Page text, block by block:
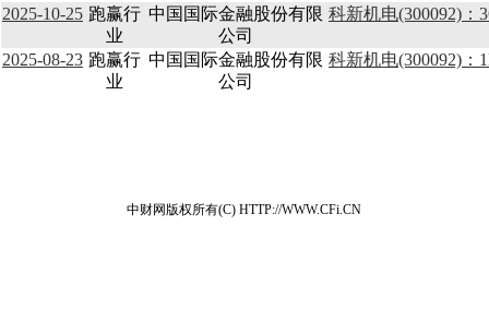
2025-10-25 跑赢行
业
中国国际金融股份有限
公司
科新机电(300092)：
2025-08-23 跑赢行
业
中国国际金融股份有限
公司
科新机电(300092)
中财网版权所有(C) HTTP://WWW.CFi.CN